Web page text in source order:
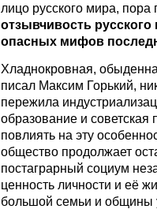
лицо русского мира, пора
отзывчивость
опасных мифов
Хладнокровная,
писал Максим Горький,
пережила
образование и советская
повлиять на эту
общество продолжает
постаграрный социум
ценность личности и её
большой семьи и общины